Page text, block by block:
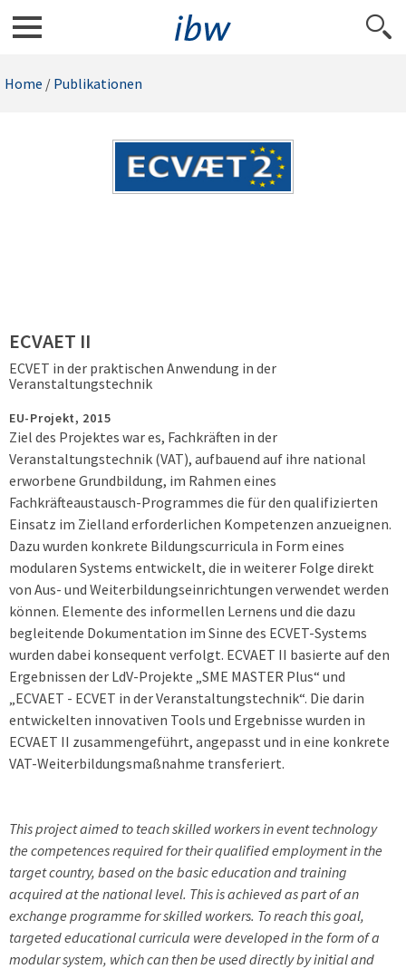
Home / Publikationen
ECVAET II
ECVET in der praktischen Anwendung in der
Veranstaltungstechnik
EU-Projekt, 2015
Ziel des Projektes war es, Fachkräften in der
Veranstaltungstechnik (VAT), aufbauend auf ihre national
erworbene Grundbildung, im Rahmen eines
Fachkräfteaustausch-Programmes die für den qualifizierten
Einsatz im Zielland erforderlichen Kompetenzen anzueignen.
Dazu wurden konkrete Bildungscurricula in Form eines
modularen Systems entwickelt, die in weiterer Folge direkt
von Aus- und Weiterbildungseinrichtungen verwendet werden
können. Elemente des informellen Lernens und die dazu
begleitende Dokumentation im Sinne des ECVET-Systems
wurden dabei konsequent verfolgt. ECVAET II basierte auf den
Ergebnissen der LdV-Projekte „SME MASTER Plus“ und
„ECVAET - ECVET in der Veranstaltungstechnik“. Die darin
entwickelten innovativen Tools und Ergebnisse wurden in
ECVAET II zusammengeführt, angepasst und in eine konkrete
VAT-Weiterbildungsmaßnahme transferiert.
This project aimed to teach skilled workers in event technology
the competences required for their qualified employment in the
target country, based on the basic education and training
acquired at the national level. This is achieved as part of an
exchange programme for skilled workers. To reach this goal,
targeted educational curricula were developed in the form of a
modular system, which can then be used directly by initial and